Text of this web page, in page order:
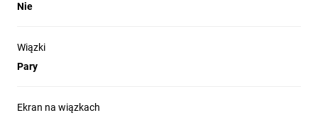
Nie
Wiązki
Pary
Ekran na wiązkach